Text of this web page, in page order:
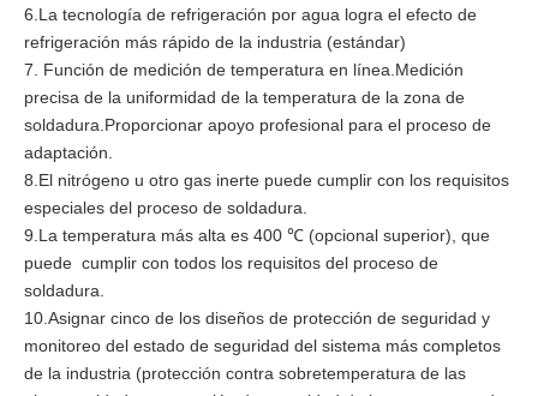
6.La tecnología de refrigeración por agua logra el efecto de
refrigeración más rápido de la industria (estándar)
7. Función de medición de temperatura en línea.Medición
precisa de la uniformidad de la temperatura de la zona de
soldadura.Proporcionar apoyo profesional para el proceso de
adaptación.
8.El nitrógeno u otro gas inerte puede cumplir con los requisitos
especiales del proceso de soldadura.
9.La temperatura más alta es 400 ℃ (opcional superior), que
puede cumplir con todos los requisitos del proceso de
soldadura.
10.Asignar cinco de los diseños de protección de seguridad y
monitoreo del estado de seguridad del sistema más completos
de la industria (protección contra sobretemperatura de las